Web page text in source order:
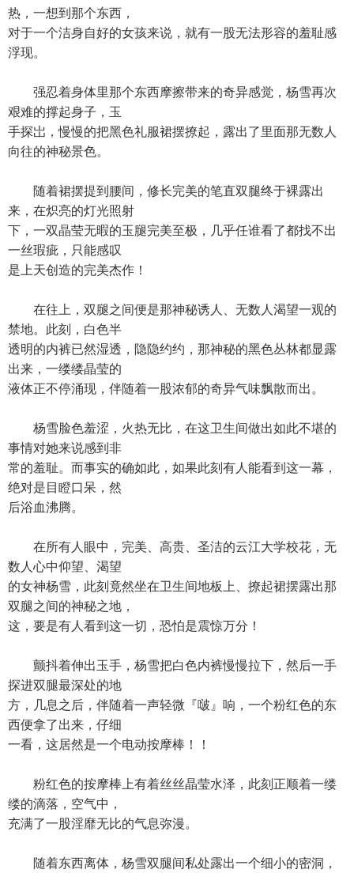
热，一想到那个东西，
对于一个洁身自好的女孩来说，就有一股无法形容的羞耻感
浮现。
强忍着身体里那个东西摩擦带来的奇异感觉，杨雪再次
艰难的撑起身子，玉
手探岀，慢慢的把黑色礼服裙摆撩起，露出了里面那无数人
向往的神秘景色。
随着裙摆提到腰间，修长完美的笔直双腿终于裸露出
来，在炽亮的灯光照射
下，一双晶莹无暇的玉腿完美至极，几乎任谁看了都找不出
一丝瑕疵，只能感叹
是上天创造的完美杰作！
在往上，双腿之间便是那神秘诱人、无数人渴望一观的
禁地。此刻，白色半
透明的内裤已然湿透，隐隐约约，那神秘的黑色丛林都显露
出来，一缕缕晶莹的
液体正不停涌现，伴随着一股浓郁的奇异气味飘散而出。
杨雪脸色羞涩，火热无比，在这卫生间做出如此不堪的
事情对她来说感到非
常的羞耻。而事实的确如此，如果此刻有人能看到这一幕，
绝对是目瞪口呆，然
后浴血沸腾。
在所有人眼中，完美、高贵、圣洁的云江大学校花，无
数人心中仰望、渴望
的女神杨雪，此刻竟然坐在卫生间地板上、撩起裙摆露出那
双腿之间的神秘之地，
这，要是有人看到这一切，恐怕是震惊万分！
颤抖着伸出玉手，杨雪把白色内裤慢慢拉下，然后一手
探进双腿最深处的地
方，几息之后，伴随着一声轻微『啵』响，一个粉红色的东
西便拿了出来，仔细
一看，这居然是一个电动按摩棒！！
粉红色的按摩棒上有着丝丝晶莹水泽，此刻正顺着一缕
缕的滴落，空气中，
充满了一股淫靡无比的气息弥漫。
随着东西离体，杨雪双腿间私处露出一个细小的密洞，